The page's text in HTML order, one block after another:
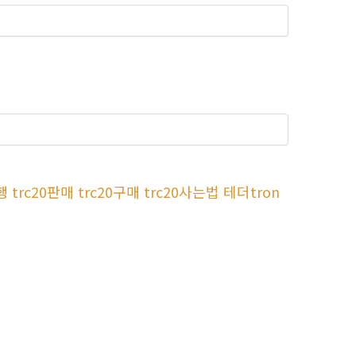
trc20판매 trc20구매 trc20사는법 테더tron